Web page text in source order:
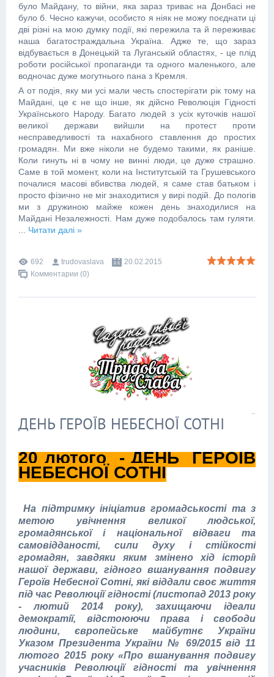
було Майдану, то війни, яка зараз триває на Донбасі не
було б. Чесно кажучи, особисто я ніяк не можу поєднати ці
дві різні на мою думку події, які пережила та й переживає
наша багатостраждальна Україна. Адже те, що зараз
відбувається в Донецькій та Луганській областях, - це плід
роботи російської пропаганди та одного маленького, але
водночас дуже могутнього пана з Кремля.
А от подія, яку ми усі мали честь спостерігати рік тому на
Майдані, це є не що інше, як дійсно Революція Гідності
Українського Народу. Багато людей з усіх куточків нашої
великої держави вийшли на протест проти
несправедливості та нахабного ставлення до простих
громадян. Ми вже ніколи не будемо такими, як раніше.
Коли гинуть ні в чому не винні люди, це дуже страшно.
Саме в той момент, коли на Інститутській та Грушевського
почалися масові вбивства людей, я саме став батьком і
просто фізично не міг знаходитися у вирі подій. До пологів
ми з дружиною майже кожен день знаходилися на
Майдані Незалежності. Нам дуже подобалось там гуляти.
Читати далі »
692 trudovaslava
20.02.2015
Комментарии (0)
ДЕНЬ ГЕРОЇВ НЕБЕСНОЇ СОТНІ
20 лютого - ДЕНЬ ГЕРОЇВ
НЕБЕСНОЇ СОТНІ
На підтримку ініціатив громадськості та з
метою увічнення великої людської,
громадянської і національної відваги та
самовідданості, сили духу і стійкості
громадян, завдяки яким змінено хід історії
нашої держави, гідного вшанування подвигу
Героїв Небесної Сотні, які віддали своє життя
під час Революції гідності (листопад 2013 року
- лютий 2014 року), захищаючи ідеали
демократії, відстоюючи права і свободи
людини, європейське майбутнє України
Указом Президента України № 69/2015 від 11
лютого 2015 року «Про вшанування подвигу
учасників Революції гідності та увічнення